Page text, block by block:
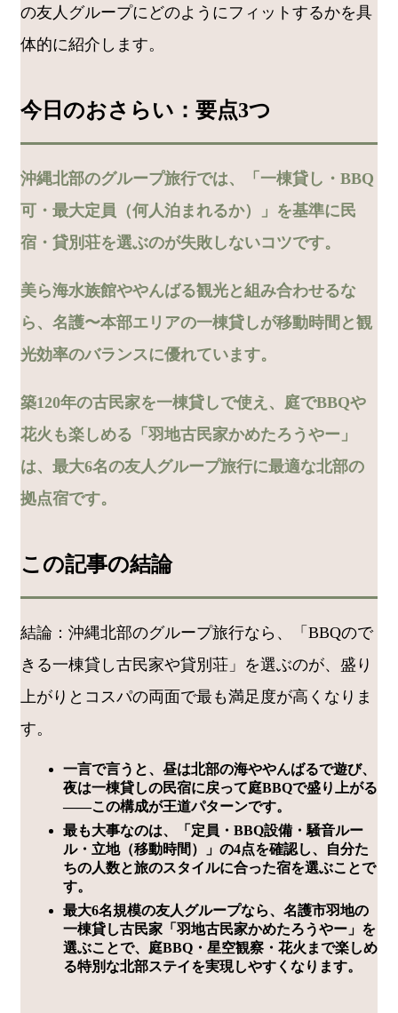
の友人グループにどのようにフィットするかを具
体的に紹介します。
今日のおさらい：要点3つ
沖縄北部のグループ旅行では、「一棟貸し・BBQ
可・最大定員（何人泊まれるか）」を基準に民
宿・貸別荘を選ぶのが失敗しないコツです。
美ら海水族館ややんばる観光と組み合わせるな
ら、名護〜本部エリアの一棟貸しが移動時間と観
光効率のバランスに優れています。
築120年の古民家を一棟貸しで使え、庭でBBQや
花火も楽しめる「羽地古民家かめたろうやー」
は、最大6名の友人グループ旅行に最適な北部の
拠点宿です。
この記事の結論
結論：沖縄北部のグループ旅行なら、「BBQので
きる一棟貸し古民家や貸別荘」を選ぶのが、盛り
上がりとコスパの両面で最も満足度が高くなりま
す。
一言で言うと、昼は北部の海ややんばるで遊び、
夜は一棟貸しの民宿に戻って庭BBQで盛り上がる
——この構成が王道パターンです。
最も大事なのは、「定員・BBQ設備・騒音ルー
ル・立地（移動時間）」の4点を確認し、自分た
ちの人数と旅のスタイルに合った宿を選ぶことで
す。
最大6名規模の友人グループなら、名護市羽地の
一棟貸し古民家「羽地古民家かめたろうやー」を
選ぶことで、庭BBQ・星空観察・花火まで楽しめ
る特別な北部ステイを実現しやすくなります。